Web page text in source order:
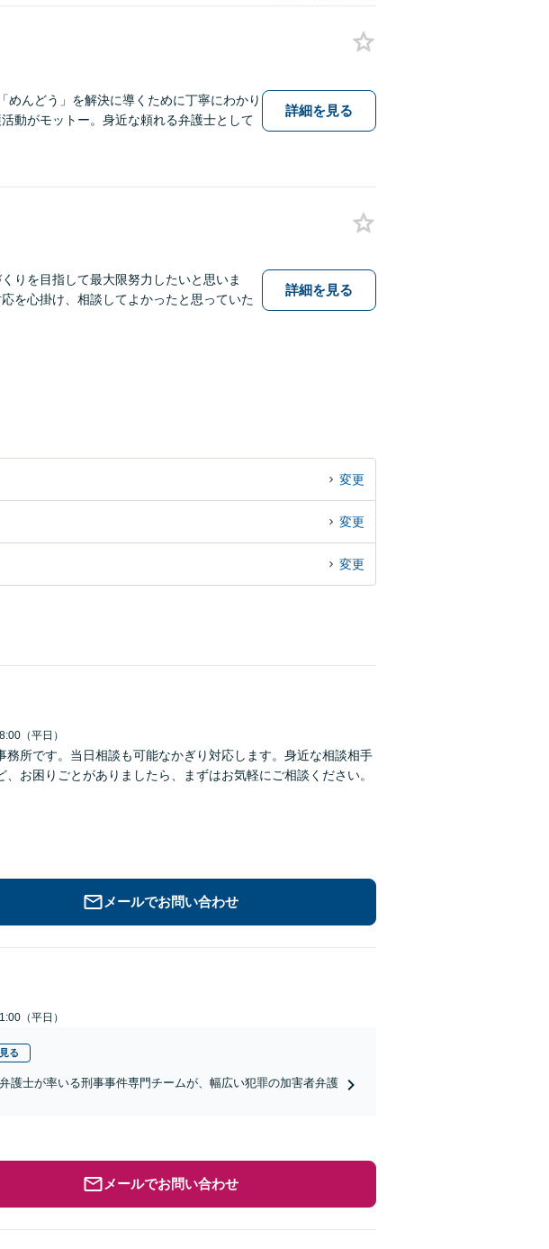
めんどう」を解決に導くために丁寧にわかり
動がモットー。身近な頼れる弁護士として
詳細を見る
りを目指して最大限努力したいと思いま
を心掛け、相談してよかったと思っていた
詳細を見る
変更
変更
変更
（平日）
務所です。当日相談も可能なかぎり対応します。身近な相談相手
お困りごとがありましたら、まずはお気軽にご相談ください。
メールでお問い合わせ
（平日）
る
護士が率いる刑事事件専門チームが、幅広い犯罪の加害者弁護
メールでお問い合わせ